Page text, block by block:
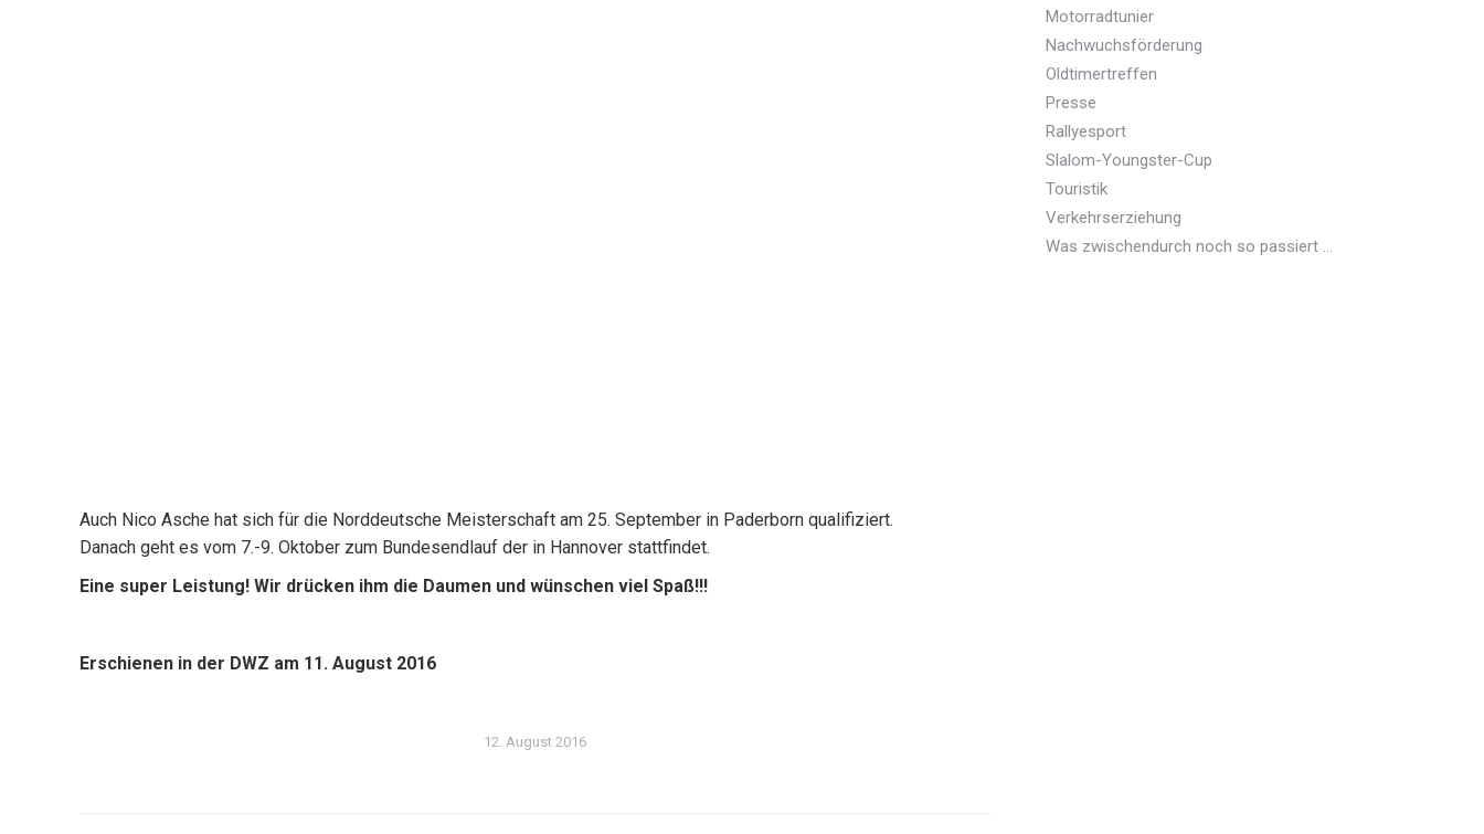
Auch Nico Asche hat sich für die Norddeutsche Meisterschaft am 25. September in Paderborn qualifiziert.
Danach geht es vom 7.-9. Oktober zum Bundesendlauf der in Hannover stattfindet.
Eine super Leistung! Wir drücken ihm die Daumen und wünschen viel Spaß!!!
Erschienen in der DWZ am 11. August 2016
12. August 2016
Motorradtunier
Nachwuchsförderung
Oldtimertreffen
Presse
Rallyesport
Slalom-Youngster-Cup
Touristik
Verkehrserziehung
Was zwischendurch noch so passiert …